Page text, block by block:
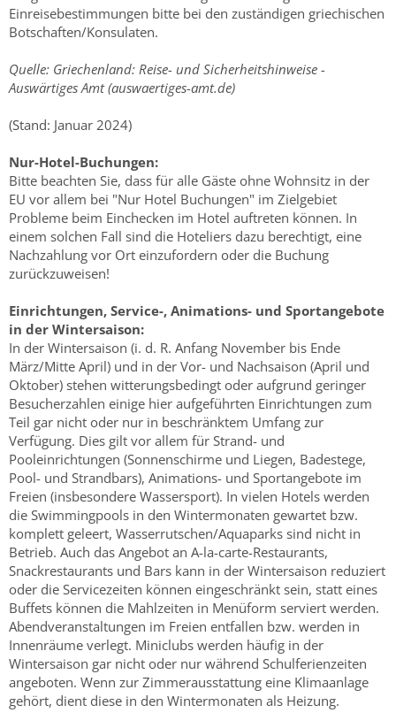
Einreisebestimmungen bitte bei den zuständigen griechischen
Botschaften/Konsulaten.
Quelle: Griechenland: Reise- und Sicherheitshinweise -
Auswärtiges Amt (auswaertiges-amt.de)
(Stand: Januar 2024)
Nur-Hotel-Buchungen:
Bitte beachten Sie, dass für alle Gäste ohne Wohnsitz in der
EU vor allem bei "Nur Hotel Buchungen" im Zielgebiet
Probleme beim Einchecken im Hotel auftreten können. In
einem solchen Fall sind die Hoteliers dazu berechtigt, eine
Nachzahlung vor Ort einzufordern oder die Buchung
zurückzuweisen!
Einrichtungen, Service-, Animations- und Sportangebote
in der Wintersaison:
In der Wintersaison (i. d. R. Anfang November bis Ende
März/Mitte April) und in der Vor- und Nachsaison (April und
Oktober) stehen witterungsbedingt oder aufgrund geringer
Besucherzahlen einige hier aufgeführten Einrichtungen zum
Teil gar nicht oder nur in beschränktem Umfang zur
Verfügung. Dies gilt vor allem für Strand- und
Pooleinrichtungen (Sonnenschirme und Liegen, Badestege,
Pool- und Strandbars), Animations- und Sportangebote im
Freien (insbesondere Wassersport). In vielen Hotels werden
die Swimmingpools in den Wintermonaten gewartet bzw.
komplett geleert, Wasserrutschen/Aquaparks sind nicht in
Betrieb. Auch das Angebot an A-la-carte-Restaurants,
Snackrestaurants und Bars kann in der Wintersaison reduziert
oder die Servicezeiten können eingeschränkt sein, statt eines
Buffets können die Mahlzeiten in Menüform serviert werden.
Abendveranstaltungen im Freien entfallen bzw. werden in
Innenräume verlegt. Miniclubs werden häufig in der
Wintersaison gar nicht oder nur während Schulferienzeiten
angeboten. Wenn zur Zimmerausstattung eine Klimaanlage
gehört, dient diese in den Wintermonaten als Heizung.